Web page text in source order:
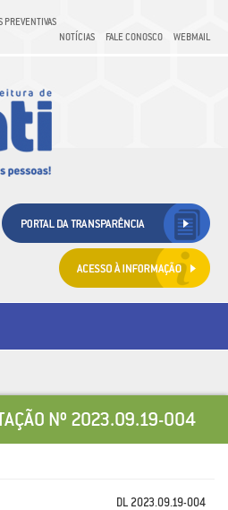
PREVENTIVAS
NOTÍCIAS
FALE CONOSCO WEBMAIL
Nº 2023.09.19-004
DL 2023.09.19-004